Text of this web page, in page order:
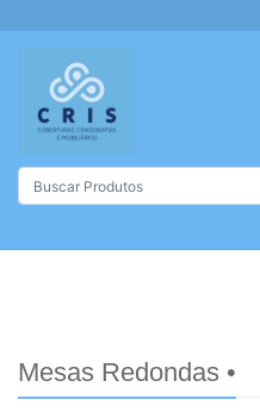
Mesas Redondas •